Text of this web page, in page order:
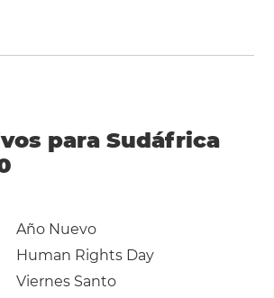
para Sudáfrica
Año Nuevo
Human Rights Day
Viernes Santo